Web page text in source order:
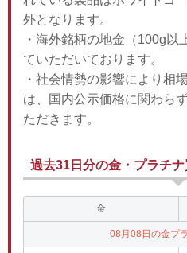
外となります。
・海外銘柄の地金（100g
ていただいております。
・社会情勢の影響により相
は、国内公示価格に関わら
ただきます。
過去31日分の金・プラチナ
金
08月08日の金プ